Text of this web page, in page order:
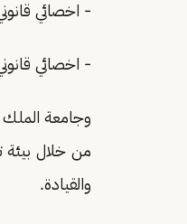
- اخصائي
- اخصائي
وجامعة
من خلال بيئة
والقيادة.